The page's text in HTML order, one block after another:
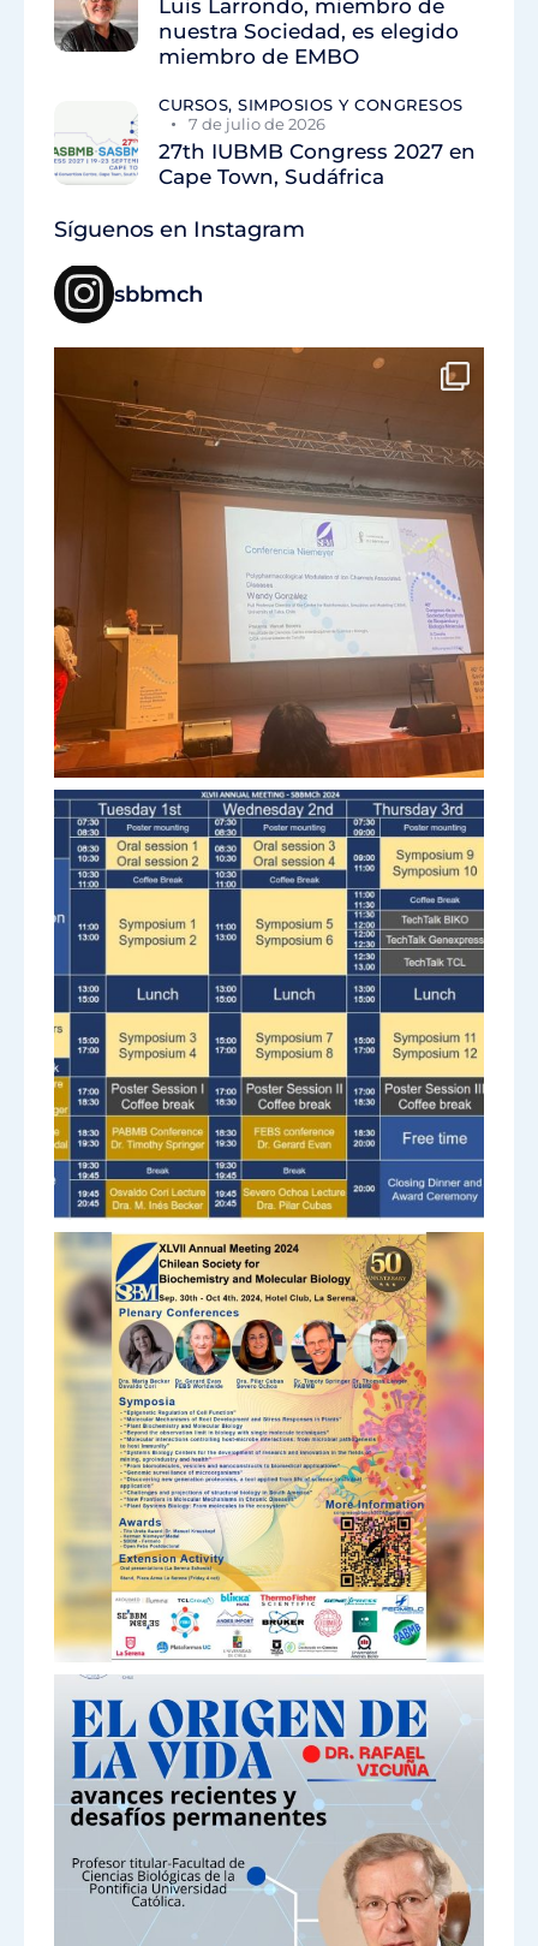
Luis Larrondo, miembro de
nuestra Sociedad, es elegido
miembro de EMBO
CURSOS, SIMPOSIOS Y CONGRESOS
7 de julio de 2026
27th IUBMB Congress 2027 en
Cape Town, Sudáfrica
Síguenos en Instagram
sbbmch